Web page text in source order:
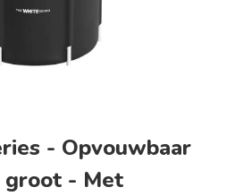
- Opvouwbaar
groot - Met